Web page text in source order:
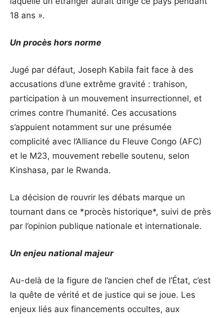
18 ans ».
Un procès hors norme
Jugé par défaut, Joseph Kabila fait face à des
accusations d’une extrême gravité : trahison,
participation à un mouvement insurrectionnel, et
crimes contre l’humanité. Ces accusations
s’appuient notamment sur une présumée
complicité avec l’Alliance du Fleuve Congo (AFC)
et le M23, mouvement rebelle soutenu, selon
Kinshasa, par le Rwanda.
La décision de rouvrir les débats marque un
tournant dans ce *procès historique*, suivi de près
par l’opinion publique nationale et internationale.
Un enjeu national majeur
Au-delà de la figure de l’ancien chef de l’État, c’est
la quête de vérité et de justice qui se joue. Les
enjeux liés aux financements occultes, aux